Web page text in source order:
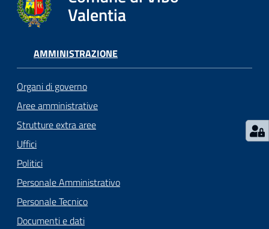
argomenti...
Seguici
su
Valentia
AMMINISTRAZIONE
Organi di governo
Aree amministrative
Strutture extra aree
Uffici
Politici
Personale Amministrativo
Personale Tecnico
Documenti e dati